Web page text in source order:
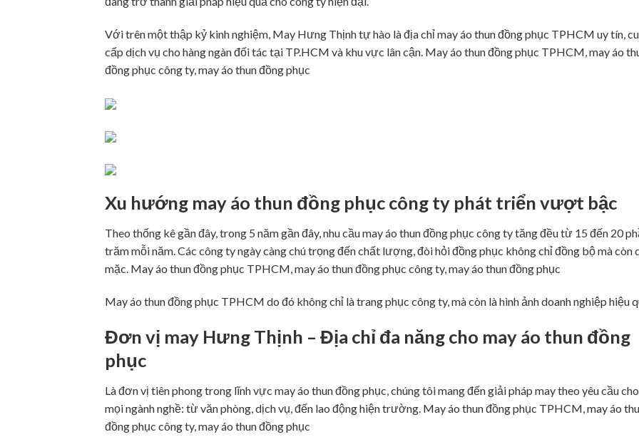
Với trên một thập kỷ kinh nghiệm, May Hưng Thịnh tự hào là địa chỉ may áo thun đồng phục TPHCM uy tín,
cấp dịch vụ cho hàng ngàn đối tác tại TP.HCM và khu vực lân cận. May áo thun đồng phục TPHCM, may áo
đồng phục công ty, may áo thun đồng phục
Xu hướng may áo thun đồng phục công ty phát triển vượt bậc
Theo thống kê gần đây, trong 5 năm gần đây, nhu cầu may áo thun đồng phục công ty tăng đều từ 15 đến 20
trăm mỗi năm. Các công ty ngày càng chú trọng đến chất lượng, đòi hỏi đồng phục không chỉ đồng bộ mà còn
mặc. May áo thun đồng phục TPHCM, may áo thun đồng phục công ty, may áo thun đồng phục
May áo thun đồng phục TPHCM do đó không chỉ là trang phục công ty, mà còn là hình ảnh doanh nghiệp hiệu
Đơn vị may Hưng Thịnh – Địa chỉ đa năng cho may áo thun đồng
phục
Là đơn vị tiên phong trong lĩnh vực may áo thun đồng phục, chúng tôi mang đến giải pháp may theo yêu cầu cho
mọi ngành nghề: từ văn phòng, dịch vụ, đến lao động hiện trường. May áo thun đồng phục TPHCM, may áo
đồng phục công ty, may áo thun đồng phục